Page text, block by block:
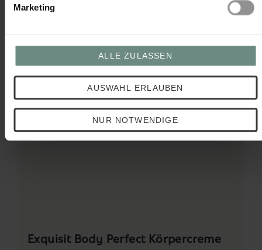
Marketing
ALLE ZULASSEN
AUSWAHL ERLAUBEN
NUR NOTWENDIGE
Exquisit Body Perfect Körpercreme